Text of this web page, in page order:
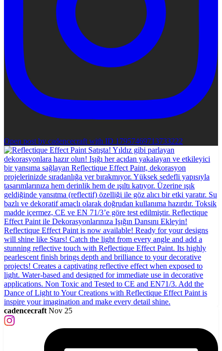
Open post by cadencecraft with ID 17957469713733222
cadencecraft Nov 25